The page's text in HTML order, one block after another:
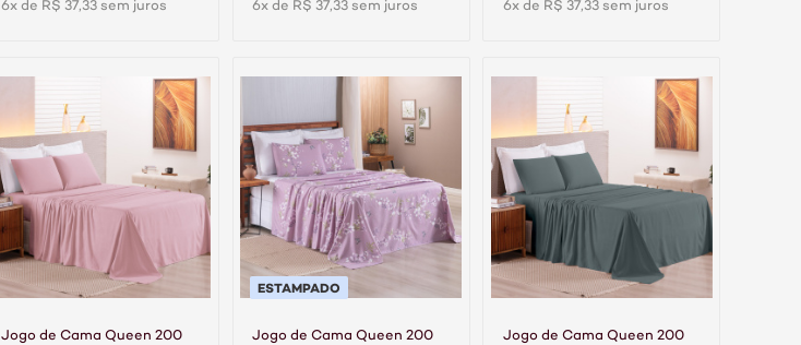
6x de R$ 37,33 sem juros 6x de R$ 37,33 sem juros 6x de R$ 37,33 sem juros
Jogo de Cama Queen 200
ESTAMPADO
Jogo de Cama Queen 200
Jogo de Cama Queen 200